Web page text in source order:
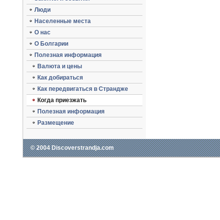
Люди
Населенные места
O нас
О Болгарии
Полезная информация
Валюта и цены
Как добираться
Как передвигаться в Страндже
Когда приезжать
Полезная информация
Размещение
© 2004 Discoverstrandja.com